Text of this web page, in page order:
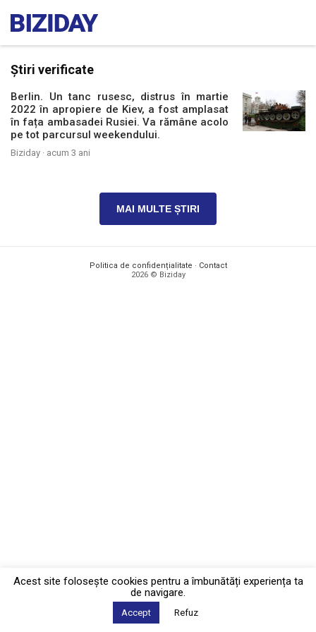
Știri verificate
Berlin. Un tanc rusesc, distrus în martie
2022 în apropiere de Kiev, a fost amplasat
în fața ambasadei Rusiei. Va rămâne acolo
pe tot parcursul weekendului.
Biziday · acum 3 ani
MAI MULTE ȘTIRI
Politica de confidențialitate · Contact
2026 © Biziday
Acest site foloseşte cookies pentru a îmbunătăți experiența ta
de navigare.
Accept Refuz